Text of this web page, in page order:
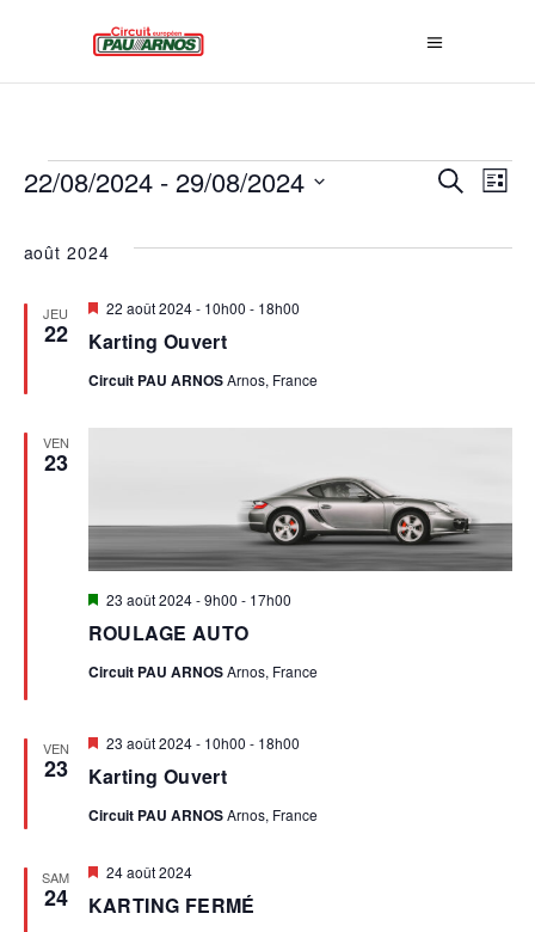
ÉVÈNEMENTS R
C
C
E
E
Recherche
N
A
T
I
Liste
22/08/2024 - 29/08/2024
une
août 2024
JEU
22 Karting Ouvert
Mis
avant
22 août 2024 - 10h00 - 18h00
Circuit PAU ARNOSArnos, France
VEN
23
ROULAGE AUTO
Mis
avant
23 août 2024 - 9h00 - 17h00
Circuit PAU ARNOSArnos, France
VEN
23 Karting Ouvert
Mis
avant
23 août 2024 - 10h00 - 18h00
Circuit PAU ARNOSArnos, France
SAM
24 KARTING FERMÉ
Mis
avant
24 août 2024